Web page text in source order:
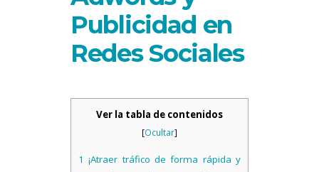
Publicidad en
Redes Sociales
Ver la tabla de contenidos
[Ocultar]
1 ¡Atraer tráfico de forma rápida y